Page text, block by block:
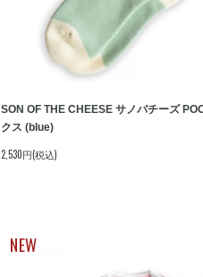
SON OF THE CHEESE サノバチーズ
クス (blue)
2,530円(税込)
NEW